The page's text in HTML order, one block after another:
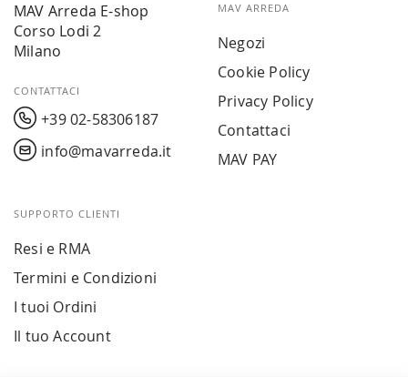
MAV Arreda E-shop
Corso Lodi 2
Milano
CONTATTACI
+39 02-58306187
info@mavarreda.it
MAV ARREDA
Negozi
Cookie Policy
Privacy Policy
Contattaci
MAV PAY
SUPPORTO CLIENTI
Resi e RMA
Termini e Condizioni
I tuoi Ordini
Il tuo Account